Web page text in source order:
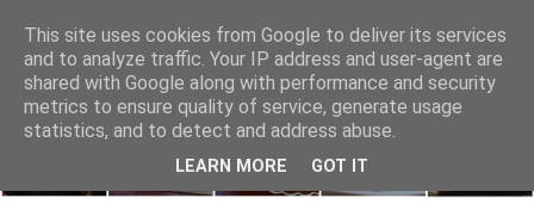
This site uses cookies from Google to deliver its services
and to analyze traffic. Your IP address and user-agent are
shared with Google along with performance and security
metrics to ensure quality of service, generate usage
statistics, and to detect and address abuse.
LEARN MORE GOT IT